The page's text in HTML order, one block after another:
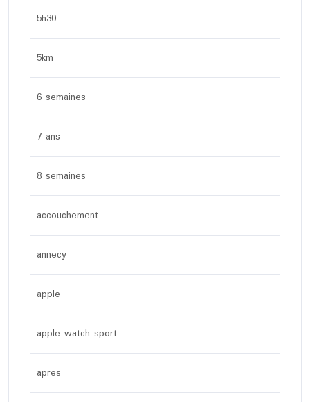
5h30
5km
6 semaines
7 ans
8 semaines
accouchement
annecy
apple
apple watch sport
apres